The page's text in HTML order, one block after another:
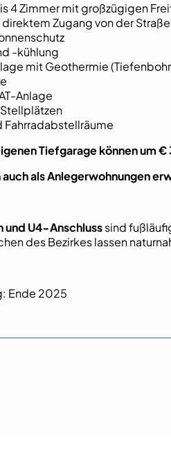
4 Zimmer mit großzügigen
direktem Zugang von der Straße
-kühlung
mit Geothermie
Anlage
Tiefgarage können um
auch als Anlegerwohnungen
und U4-Anschlusssind
des Bezirkes lassen
Ende 2025